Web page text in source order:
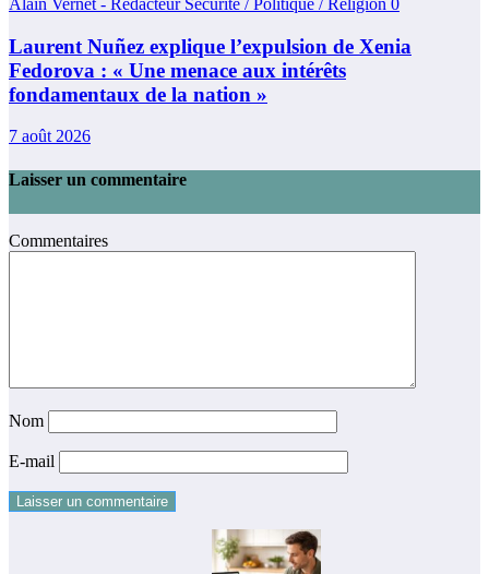
Alain Vernet - Rédacteur Sécurité / Politique / Religion 0
Laurent Nuñez explique l’expulsion de Xenia
Fedorova : « Une menace aux intérêts
fondamentaux de la nation »
7 août 2026
Laisser un commentaire
Commentaires
Nom
E-mail